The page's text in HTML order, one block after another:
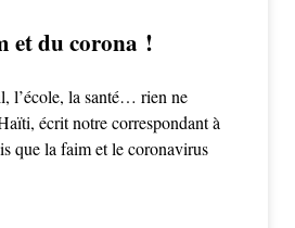
et du corona !
l’école, la santé… rien ne
écrit notre correspondant à
que la faim et le coronavirus